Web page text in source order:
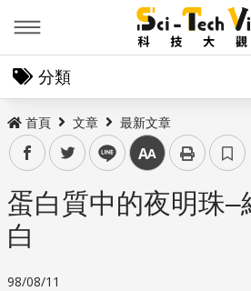
分類
首頁 文章 最新文章
facebooktwitter line 中
蛋白質中的夜明珠–
白
98/08/11